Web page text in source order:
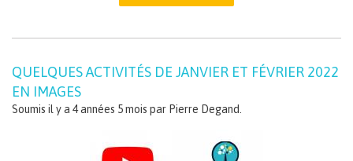
QUELQUES ACTIVITÉS DE JANVIER ET FÉVRIER 2022
EN IMAGES
Soumis il y a 4 années 5 mois par Pierre Degand